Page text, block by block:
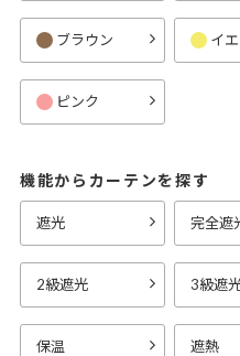
ブラウン イ
ピンク
機能からカーテンを探す
遮光 完全遮
2級遮光 3級遮
保温 遮熱